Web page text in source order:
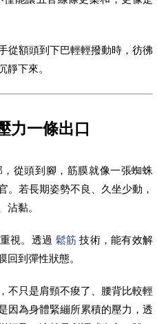
從額頭到下巴輕輕撥動時，彷彿
靜下來。
力一條出口
，從頭到腳，筋膜就像一張蜘蛛
。若長期姿勢不良、久坐少動，
沾黏。
視。透過 鬆筋 技術，能有效解
回到彈性狀態。
不只是肩頸不痠了、腰背比較輕
因為身體緊繃所累積的壓力，透